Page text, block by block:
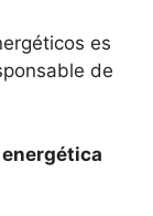
es
de